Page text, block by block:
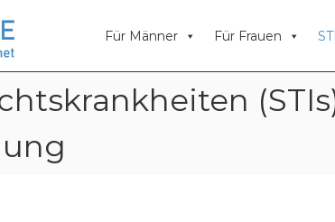
i
n
e
e
n
e
R
Für Männer Für Frauen